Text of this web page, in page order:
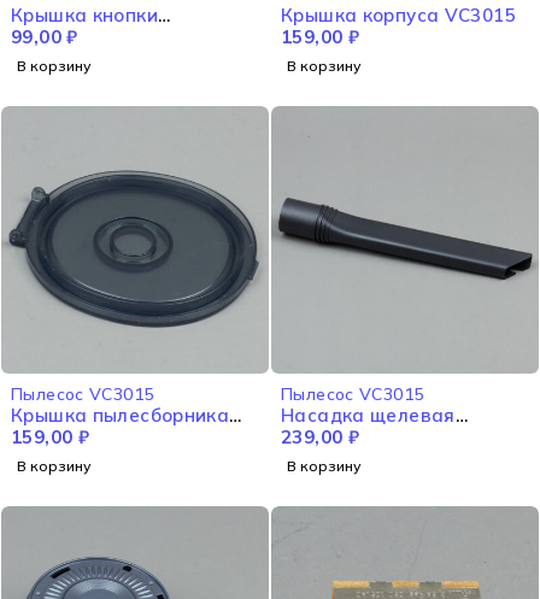
Крышка кнопки
включения/ выключения
VC3015
99,00₽
В корзину
Крышка корпуса VC3015
159,00 ₽
В корзину
Пылесос VC3015
Крышка пылесборника
VC3015
159,00 ₽
В корзину
Пылесос VC3015
Насадка щелевая
VC3015
239,00 ₽
В корзину